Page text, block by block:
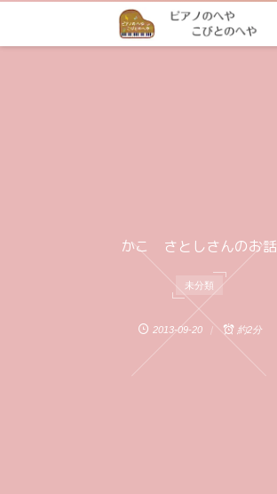
かこ さとしさんのお話
未分類
2013-09-20 約2分